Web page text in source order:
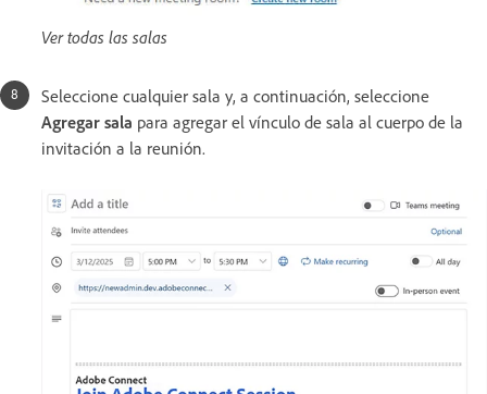
Ver todas las salas
Seleccione cualquier sala y, a continuación, seleccione
Agregar sala para agregar el vínculo de sala al cuerpo de la
invitación a la reunión.